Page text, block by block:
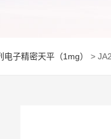
电子精密天平（1mg） >